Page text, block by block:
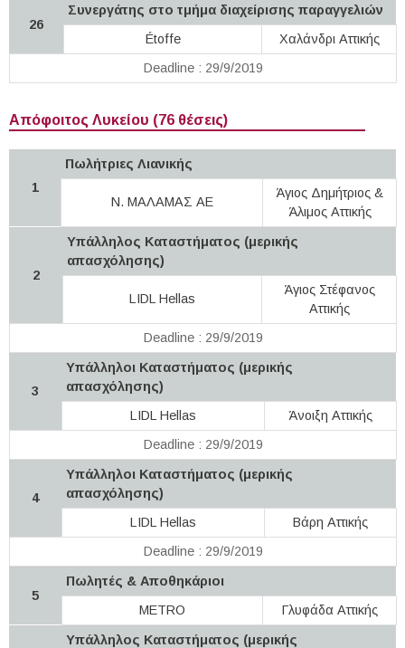
26
Συνεργάτης στο τμήμα διαχείρισης παραγγελιών
Étoffe
Χαλάνδρι Αττικής
Deadline : 29/9/2019
Απόφοιτος Λυκείου (76 θέσεις)
1
Πωλήτριες Λιανικής
Ν. ΜΑΛΑΜΑΣ ΑΕ
Άγιος Δημήτριος &
Άλιμος Αττικής
2
Υπάλληλος Καταστήματος (μερικής
απασχόλησης)
LIDL Hellas
Άγιος Στέφανος
Αττικής
Deadline : 29/9/2019
3
Υπάλληλοι Καταστήματος (μερικής
απασχόλησης)
LIDL Hellas
Άνοιξη Αττικής
Deadline : 29/9/2019
4
Υπάλληλοι Καταστήματος (μερικής
απασχόλησης)
LIDL Hellas
Βάρη Αττικής
Deadline : 29/9/2019
5
Πωλητές & Αποθηκάριοι
METRO
Γλυφάδα Αττικής
Υπάλληλος Καταστήματος (μερικής